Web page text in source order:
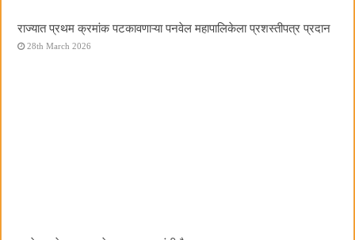
राज्यात प्रथम क्रमांक पटकावणाऱ्या पनवेल महापालिकेला प्रशस्तीपत्र प्रदान
28th March 2026